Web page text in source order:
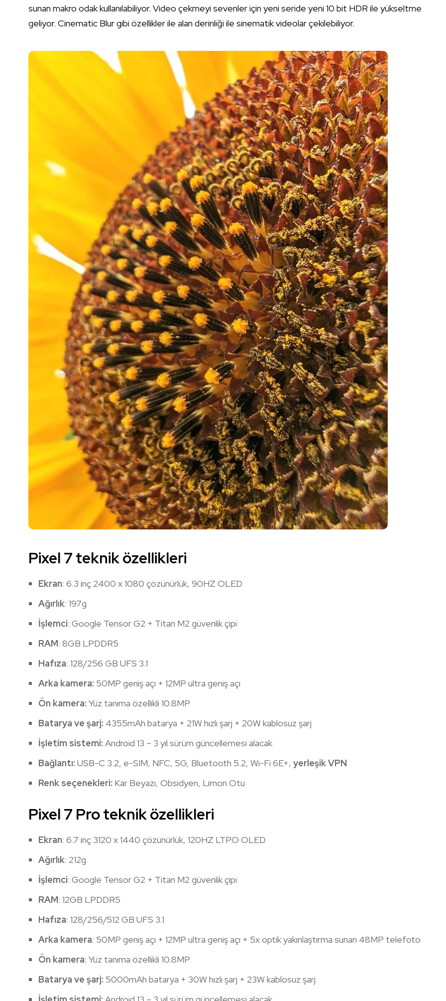
sunan makro odak kullanılabiliyor. Video çekmeyi sevenler için yeni seride yeni 10 bit HDR ile yükseltme
geliyor. Cinematic Blur gibi özellikler ile alan derinliği ile sinematik videolar çekilebiliyor.
Pixel 7 teknik özellikleri
Ekran: 6.3 inç 2400 x 1080 çözünürlük, 90HZ OLED
Ağırlık: 197g
İşlemci: Google Tensor G2 + Titan M2 güvenlik çipi
RAM: 8GB LPDDR5
Hafıza: 128/256 GB UFS 3.1
Arka kamera: 50MP geniş açı + 12MP ultra geniş açı
Ön kamera: Yüz tanıma özellikli 10.8MP
Batarya ve şarj: 4355mAh batarya + 21W hızlı şarj + 20W kablosuz şarj
İşletim sistemi: Android 13 – 3 yıl sürüm güncellemesi alacak
Bağlantı: USB-C 3.2, e-SIM, NFC, 5G, Bluetooth 5.2, Wi-Fi 6E+, yerleşik VPN
Renk seçenekleri: Kar Beyazı, Obsidyen, Limon Otu
Pixel 7 Pro teknik özellikleri
Ekran: 6.7 inç 3120 x 1440 çözünürlük, 120HZ LTPO OLED
Ağırlık: 212g
İşlemci: Google Tensor G2 + Titan M2 güvenlik çipi
RAM: 12GB LPDDR5
Hafıza: 128/256/512 GB UFS 3.1
Arka kamera: 50MP geniş açı + 12MP ultra geniş açı + 5x optik yakınlaştırma sunan 48MP telefoto
Ön kamera: Yüz tanıma özellikli 10.8MP
Batarya ve şarj: 5000mAh batarya + 30W hızlı şarj + 23W kablosuz şarj